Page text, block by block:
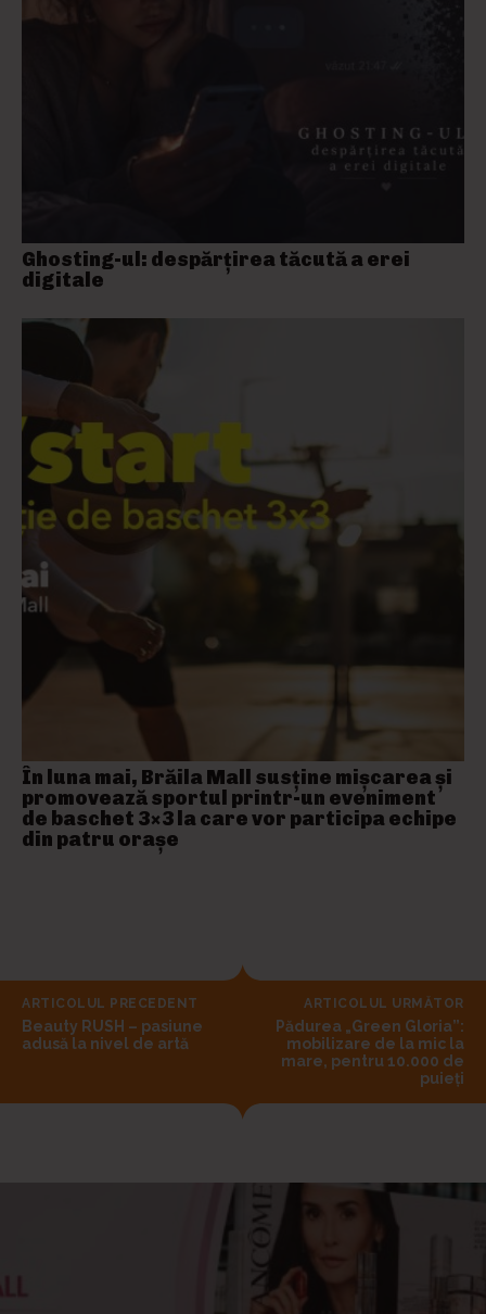
Ghosting-ul: despărțirea tăcută a erei
digitale
În luna mai, Brăila Mall susține mişcarea și
promovează sportul printr-un eveniment
de baschet 3×3 la care vor participa echipe
din patru orașe
ARTICOLUL PRECEDENT
Beauty RUSH – pasiune
adusă la nivel de artă
ARTICOLUL URMĂTOR
Pădurea „Green Gloria”:
mobilizare de la mic la
mare, pentru 10.000 de
puieți